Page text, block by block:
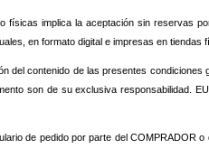
implica la aceptación sin reservas
en formato digital e impresas en
del contenido de las presentes
son de su exclusiva responsabilidad.
de pedido por parte del